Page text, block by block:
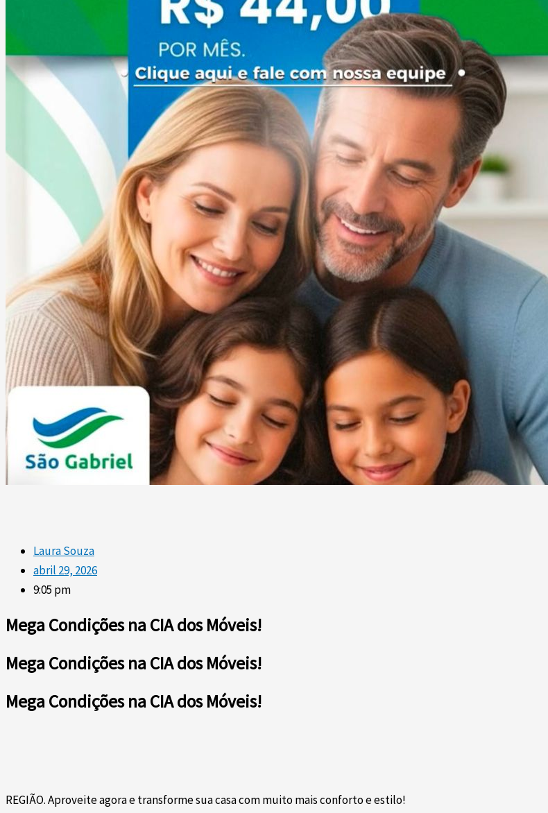
Laura Souza
abril 29, 2026
9:05 pm
Mega Condições na CIA dos Móveis!
Mega Condições na CIA dos Móveis!
Mega Condições na CIA dos Móveis!
REGIÃO. Aproveite agora e transforme sua casa com muito mais conforto e estilo!